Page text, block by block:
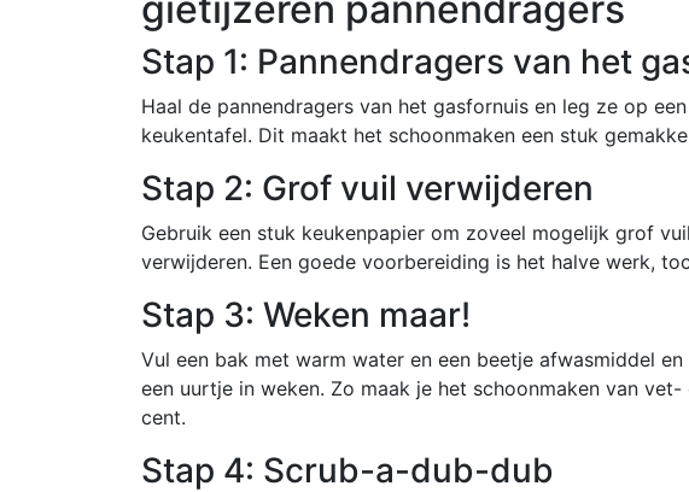
Stap 1: Pannendragers van het
Haal de pannendragers van het gasfornuis en leg ze op
keukentafel. Dit maakt het schoonmaken een stuk
Stap 2: Grof vuil verwijderen
Gebruik een stuk keukenpapier om zoveel mogelijk grof
verwijderen. Een goede voorbereiding is het halve werk,
Stap 3: Weken maar!
Vul een bak met warm water en een beetje afwasmiddel
een uurtje in weken. Zo maak je het schoonmaken van
cent.
Stap 4: Scrub-a-dub-dub